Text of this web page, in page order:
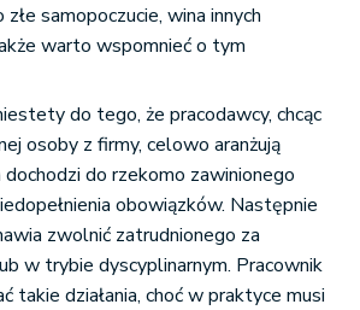
samopoczucie, wina innych
warto wspomnieć o tym
do tego, że pracodawcy, chcąc
osoby z firmy, celowo aranżują
do rzekomo zawinionego
obowiązków. Następnie
zwolnić zatrudnionego za
w trybie dyscyplinarnym. Pracownik
takie działania, choć w praktyce musi